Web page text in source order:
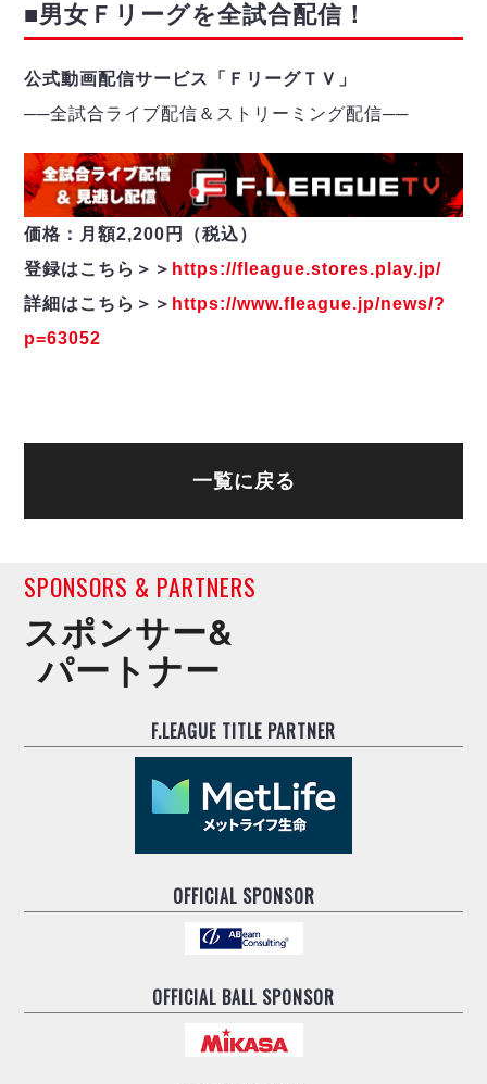
■男女Ｆリーグを全試合配信！
公式動画配信サービス「ＦリーグＴＶ」
──全試合ライブ配信＆ストリーミング配信──
価格：月額2,200円（税込）
登録はこちら＞＞ https://fleague.stores.play.jp/
詳細はこちら＞＞ https://www.fleague.jp/news/?
p=63052
一覧に戻る
SPONSORS & PARTNERS
スポンサー&
パートナー
F.LEAGUE TITLE PARTNER
OFFICIAL SPONSOR
OFFICIAL BALL SPONSOR